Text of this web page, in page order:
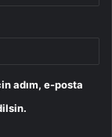
adım, e-posta